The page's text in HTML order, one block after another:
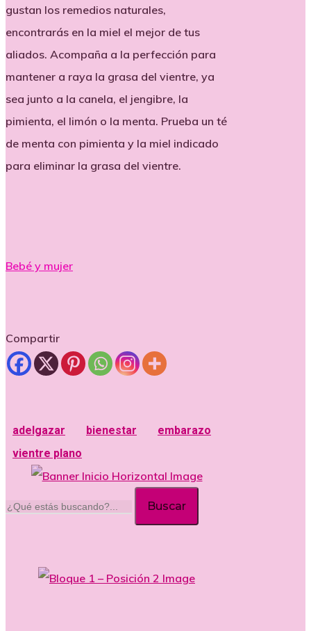
gustan los remedios naturales,
encontrarás en la miel el mejor de tus
aliados. Acompaña a la perfección para
mantener a raya la grasa del vientre, ya
sea junto a la canela, el jengibre, la
pimienta, el limón o la menta. Prueba un té
de menta con pimienta y la miel indicado
para eliminar la grasa del vientre.
Bebé y mujer
Compartir
adelgazar bienestar
embarazo
vientre plano
Buscar